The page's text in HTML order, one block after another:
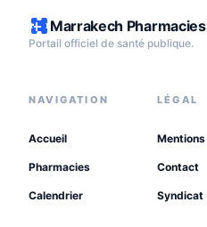
Marrakech Pharmacies
Portail officiel de santé publique.
NAVIGATION
Accueil
Pharmacies
Calendrier
LÉGAL
Mentions
Contact
Syndicat